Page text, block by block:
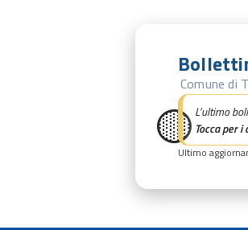
🟡
Comune di
L’ultimo
Tocca per
Ultimo